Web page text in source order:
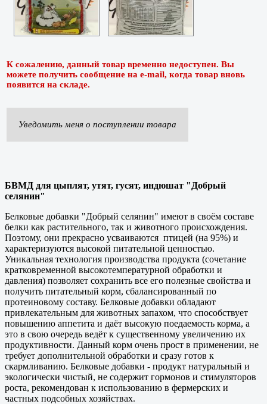
К сожалению, данный товар временно недоступен. Вы
можете получить сообщение на e-mail, когда товар вновь
появится на складе.
Уведомить меня о поступлении товара
БВМД для цыплят, утят, гусят, индюшат "Добрый
селянин"
Белковые добавки "Добрый селянин" имеют в своём составе
белки как растительного, так и животного происхождения.
Поэтому, они прекрасно усваиваются птицей (на 95%) и
характеризуются высокой питательной ценностью.
Уникальная технология производства продукта (сочетание
кратковременной высокотемпературной обработки и
давления) позволяет сохранить все его полезные свойства и
получить питательный корм, сбалансированный по
протеиновому составу. Белковые добавки обладают
привлекательным для животных запахом, что способствует
повышению аппетита и даёт высокую поедаемость корма, а
это в свою очередь ведёт к существенному увеличению их
продуктивности. Данный корм очень прост в применении, не
требует дополнительной обработки и сразу готов к
скармливанию. Белковые добавки - продукт натуральный и
экологически чистый, не содержит гормонов и стимуляторов
роста, рекомендован к использованию в фермерских и
частных подсобных хозяйствах.